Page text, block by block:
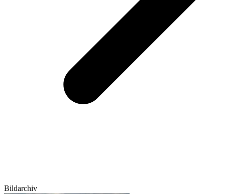
Bildarchiv